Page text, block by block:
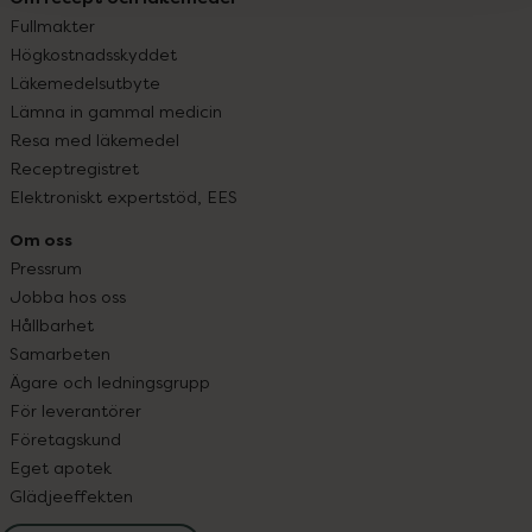
Fullmakter
Högkostnadsskyddet
Läkemedelsutbyte
Lämna in gammal medicin
Resa med läkemedel
Receptregistret
Elektroniskt expertstöd, EES
Om oss
Pressrum
Jobba hos oss
Hållbarhet
Samarbeten
Ägare och ledningsgrupp
För leverantörer
Företagskund
Eget apotek
Glädjeeffekten